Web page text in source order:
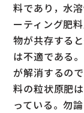
料であり，水
ーティング肥
物が共存する
は不適である
が解消するの
料の粒状原肥
っている。勿